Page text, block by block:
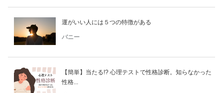
運がいい人には５つの特徴がある
バニー
【簡単】当たる!? 心理テストで性格診断。知らなかった
性格...